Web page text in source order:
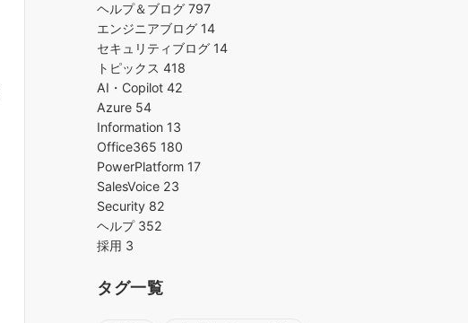
ヘルプ＆ブログ 797
エンジニアブログ 14
セキュリティブログ 14
トピックス 418
AI・Copilot 42
Azure 54
Information 13
Office365 180
PowerPlatform 17
SalesVoice 23
Security 82
ヘルプ 352
採用 3
タグ一覧